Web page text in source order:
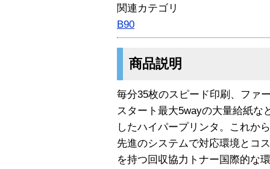
関連カテゴリ
B90
商品説明
毎分35枚のスピード印刷、ファ
スタート最大5wayの大量給紙な
したハイパープリンタ。これか
先進のシステムで対応環境とコ
を持つ回収協力トナー国際的な